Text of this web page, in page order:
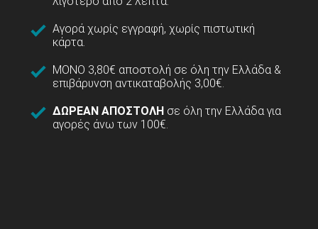
Αγορά χωρίς εγγραφή, χωρίς πιστωτική
κάρτα.
ΜΟΝΟ 3,80€ αποστολή σε όλη την Ελλάδα &
επιβάρυνση αντικαταβολής 3,00€.
ΔΩΡΕΑΝ ΑΠΟΣΤΟΛΗ σε όλη την Ελλάδα για
αγορές άνω των 100€.